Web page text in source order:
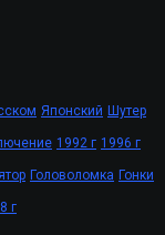
Японский Шутер
1992 г 1996 г
Головоломка Гонки
г